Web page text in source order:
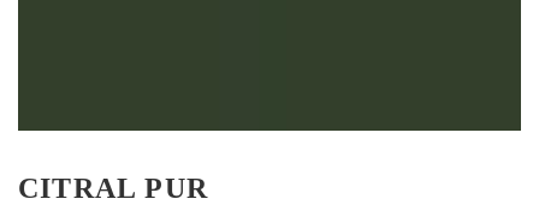
CITRAL PUR